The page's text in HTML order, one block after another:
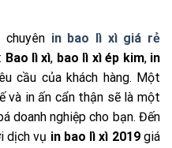
chuyên in bao lì xì giá rẻ
Bao lì xì, bao lì xì ép kim, in
cầu của khách hàng. Một
và in ấn cẩn thận sẽ là một
doanh nghiệp cho bạn. Đến
dịch vụ in bao lì xì 2019giá